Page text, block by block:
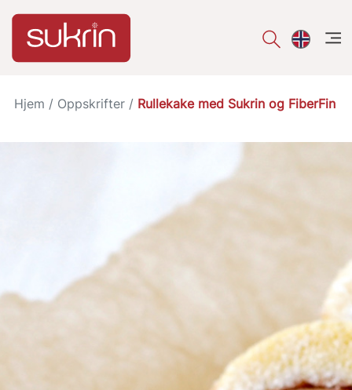
Hjem / Oppskrifter/ Rullekake med Sukrin og FiberFin